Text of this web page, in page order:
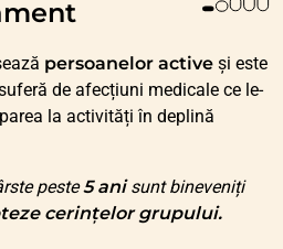
persoanelor active și este
de afecțiuni medicale ce le-
la activități în deplină
peste5 anisunt bineveniți
cerințelor grupului.